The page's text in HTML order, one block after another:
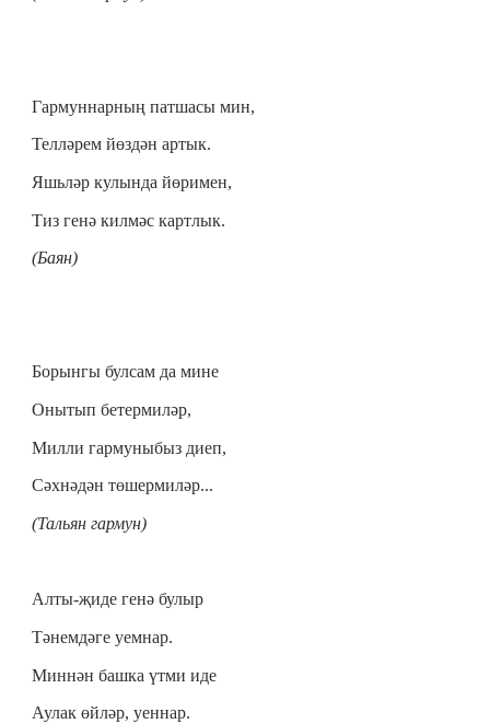
Гармуннарның патшасы мин,
Телләрем йөздән артык.
Яшьләр кулында йөримен,
Тиз генә килмәс картлык.
(Баян)
Борынгы булсам да мине
Онытып бетермиләр,
Милли гармуныбыз диеп,
Сәхнәдән төшермиләр...
(Тальян гармун)
Алты-җиде генә булыр
Тәнемдәге уемнар.
Миннән башка үтми иде
Аулак өйләр, уеннар.